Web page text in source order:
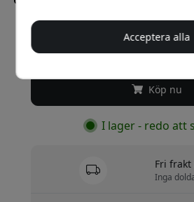
Rekommenderat
499
Köp nu
I lager - redo att
Fri frakt
Inga
Acceptera alla